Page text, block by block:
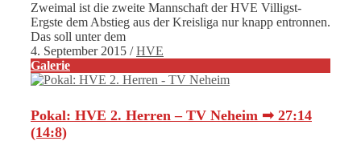
Zweimal ist die zweite Mannschaft der HVE Villigst-
Ergste dem Abstieg aus der Kreisliga nur knapp entronnen.
Das soll unter dem
4. September 2015 /HVE
Galerie
Pokal: HVE 2. Herren – TV Neheim ➟ 27:14
(14:8)